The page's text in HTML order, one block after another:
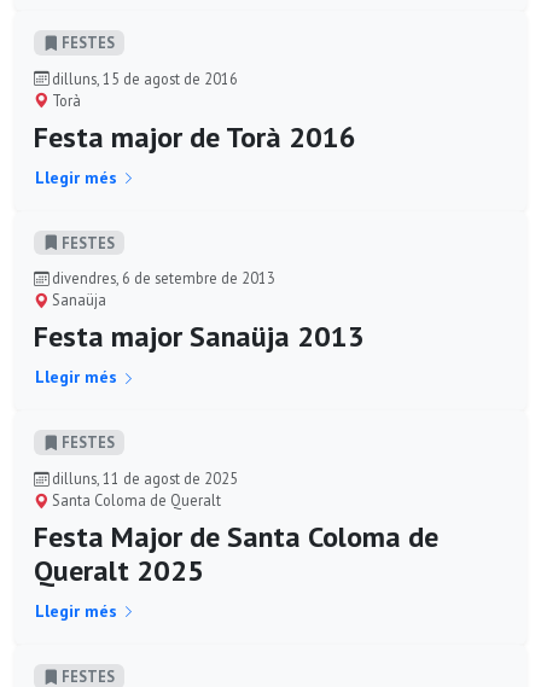
FESTES
dilluns, 15 de agost de 2016
Torà
Festa major de Torà 2016
Llegir més
FESTES
divendres, 6 de setembre de 2013
Sanaüja
Festa major Sanaüja 2013
Llegir més
FESTES
dilluns, 11 de agost de 2025
Santa Coloma de Queralt
Festa Major de Santa Coloma de
Queralt 2025
Llegir més
FESTES